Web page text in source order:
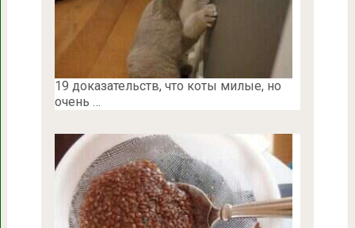
19 доказательств, что коты милые, но
очень …